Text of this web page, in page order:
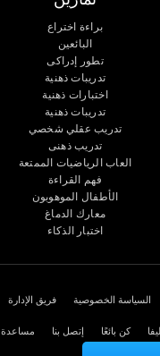
براءة اختراع
البائعين
تطور إدراكى
تدريبات ذهنية
اختبارات ذهنية
تدريبات ذهنية
تدريب عقلي شخصي
تدريب ذهنى
العاب الرياضيات الممتعة
فهم القراءة
الأطفال الموهوبون
معارك الدماغ
اختبار الذكاء
السياسة الخصوصية فريق الإدارة
كن بائعًا إتصل بنا مساعدة